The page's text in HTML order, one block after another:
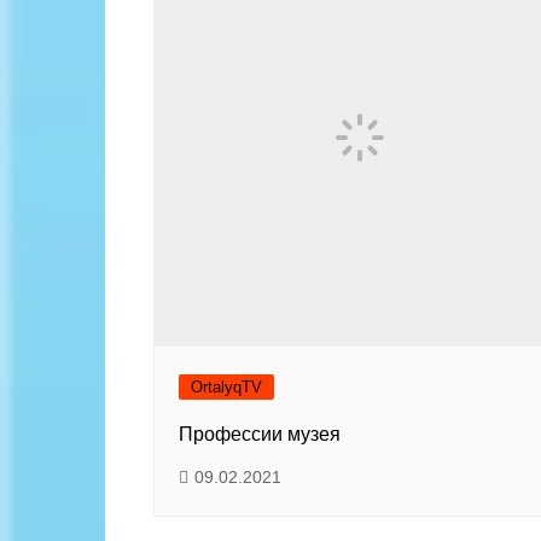
OrtalyqTV
Профессии музея
09.02.2021